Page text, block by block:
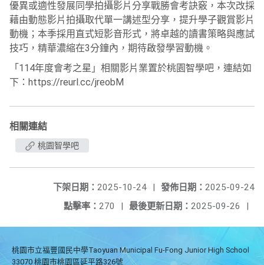
優異或適性發展同學拍攝影片分享戰勝會考訣竅，本次改採
藉由動態影片拍攝取代單一講述型分享，提升學子觀賞影片
動機；本季採用直式短影音形式，將卓越的讀書策略與應試
技巧，精華濃縮在3分鐘內，期待啟發學習動機。
「114年度會考之星」相關影片業置於桃園智學吧，連結如
下：https://reurl.cc/jreobM
相關連結
桃園智學吧
發佈日期： 2025-09-24
下架日期： 2025-10-24
|
最後更新日期： 2025-09-26 |
點擊率： 270 |
桃園市立福豐國民中學Taoyuan Municipal Fu-Fong Junior High School
33070 桃園市桃園區延平路326號